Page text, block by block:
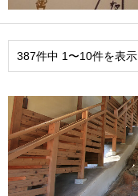
387件中 1〜10件を表示